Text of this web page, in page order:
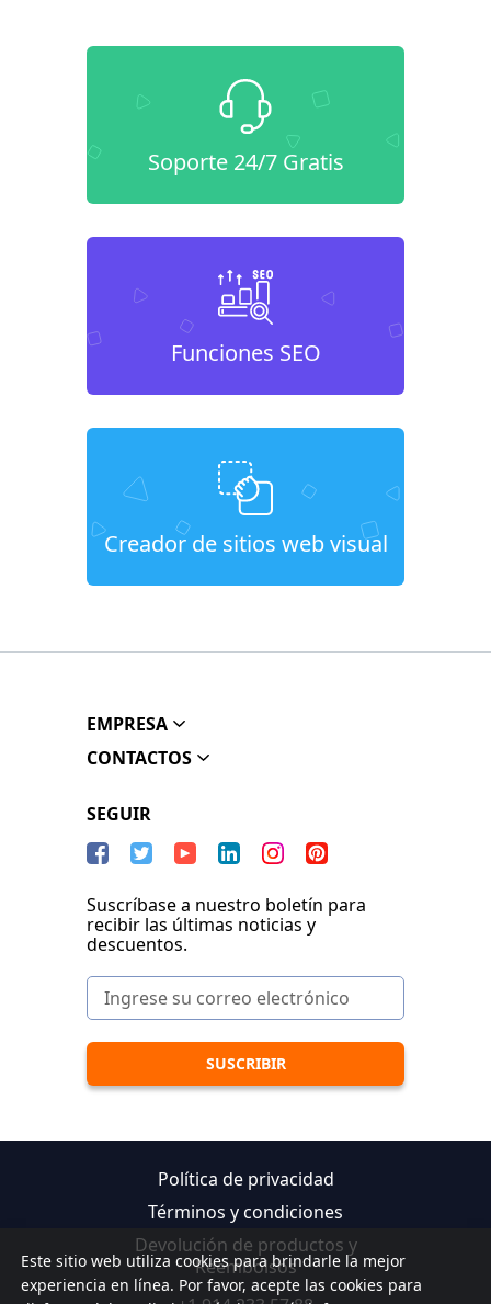
Soporte 24/7 Gratis
Funciones SEO
Creador de sitios web visual
Este sitio web utiliza cookies para brindarle la mejor
experiencia en línea. Por favor, acepte las cookies para
EMPRESA
CONTACTOS
SEGUIR
Suscríbase a nuestro boletín para
recibir las últimas noticias y
descuentos.
Política de privacidad
Términos y condiciones
Devolución de productos y
Reembolsos